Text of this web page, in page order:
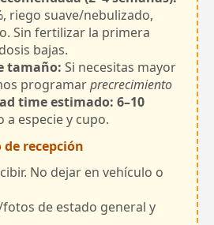
riego suave/nebulizado,
Sin fertilizar la primera
bajas.
tamaño: Si necesitas mayor
programarprecrecimiento
time estimado: 6–10
a especie y cupo.
recepción
No dejar en vehículo o
de estado general y